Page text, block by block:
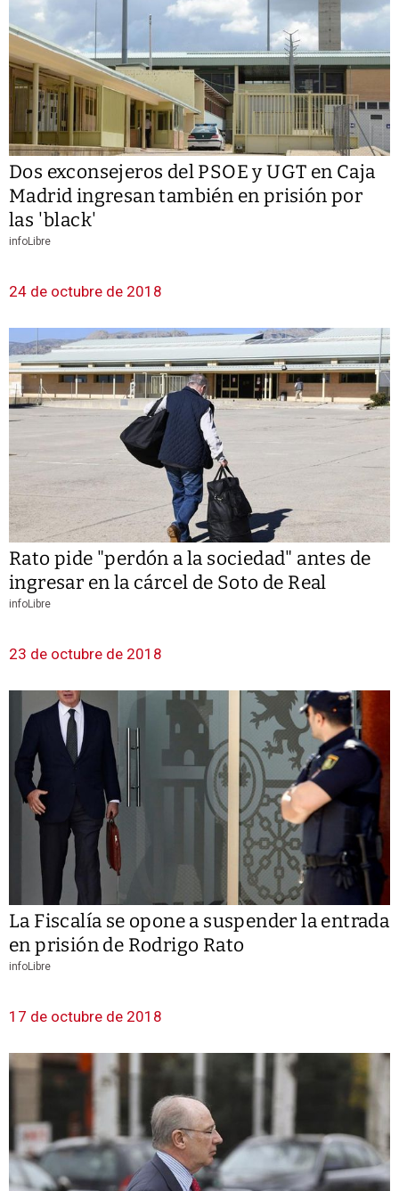
Dos exconsejeros del PSOE y UGT en Caja
Madrid ingresan también en prisión por
las 'black'
infoLibre
24 de octubre de 2018
Rato pide "perdón a la sociedad" antes de
ingresar en la cárcel de Soto de Real
infoLibre
23 de octubre de 2018
La Fiscalía se opone a suspender la entrada
en prisión de Rodrigo Rato
infoLibre
17 de octubre de 2018